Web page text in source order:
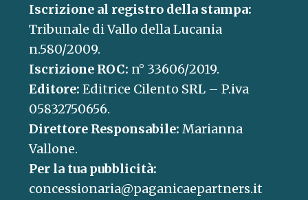
Iscrizione al registro della stampa:
Tribunale di Vallo della Lucania
n.580/2009.
Iscrizione ROC: n° 33606/2019.
Editore: Editrice Cilento SRL – P.iva
05832750656.
Direttore Responsabile: Marianna
Vallone.
Per la tua pubblicità:
concessionaria@paganicaepartners.it